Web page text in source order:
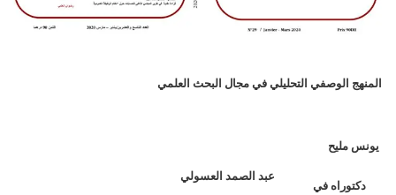
المنهج الوصفي التحليلي في مجال البحث العلمي
يونس مليح
دكتوراه في
عبد الصمد العسولي